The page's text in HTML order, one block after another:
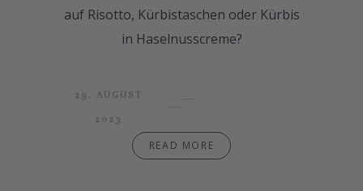
auf Risotto, Kürbistaschen oder Kürbis
in Haselnusscreme?
29. AUGUST
2023
READ MORE